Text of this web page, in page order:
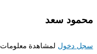
سعد
دخوللمشاهدة معلومات البائع